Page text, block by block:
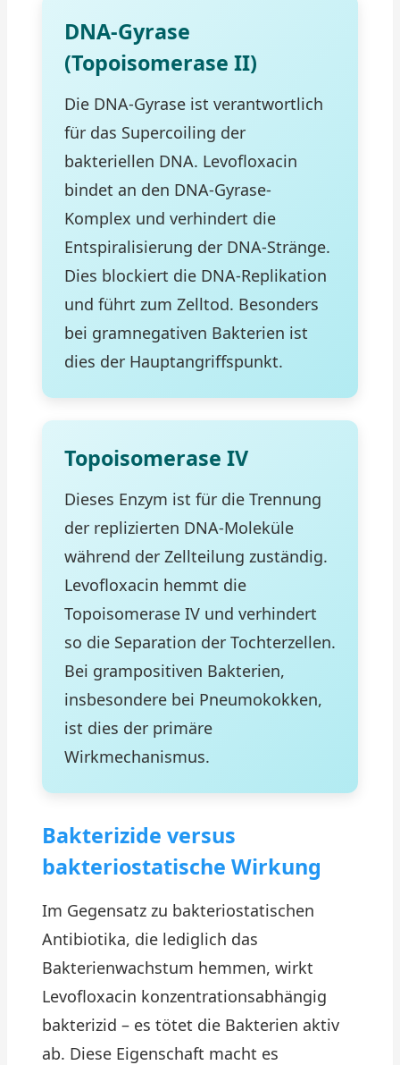
DNA-Gyrase
(Topoisomerase II)
Die DNA-Gyrase ist verantwortlich
für das Supercoiling der
bakteriellen DNA. Levofloxacin
bindet an den DNA-Gyrase-
Komplex und verhindert die
Entspiralisierung der DNA-Stränge.
Dies blockiert die DNA-Replikation
und führt zum Zelltod. Besonders
bei gramnegativen Bakterien ist
dies der Hauptangriffspunkt.
Topoisomerase IV
Dieses Enzym ist für die Trennung
der replizierten DNA-Moleküle
während der Zellteilung zuständig.
Levofloxacin hemmt die
Topoisomerase IV und verhindert
so die Separation der Tochterzellen.
Bei grampositiven Bakterien,
insbesondere bei Pneumokokken,
ist dies der primäre
Wirkmechanismus.
Bakterizide versus
bakteriostatische Wirkung
Im Gegensatz zu bakteriostatischen
Antibiotika, die lediglich das
Bakterienwachstum hemmen, wirkt
Levofloxacin konzentrationsabhängig
bakterizid – es tötet die Bakterien aktiv
ab. Diese Eigenschaft macht es